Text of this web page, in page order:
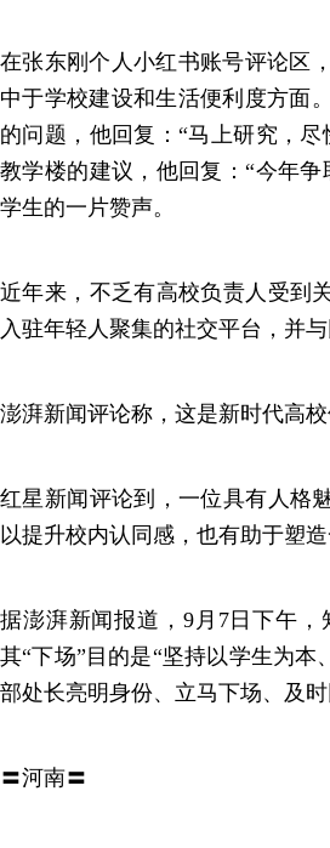
在张东刚个人小红书账号评论区
中于学校建设和生活便利度方面
的问题，他回复：“马上研究，
教学楼的建议，他回复：“今年
学生的一片赞声。
近年来，不乏有高校负责人受到
入驻年轻人聚集的社交平台，并
澎湃新闻评论称，这是新时代高
红星新闻评论到，一位具有人格
以提升校内认同感，也有助于塑
据澎湃新闻报道，9月7日下午
其“下场”目的是“坚持以学生为
部处长亮明身份、立马下场、及
〓河南〓